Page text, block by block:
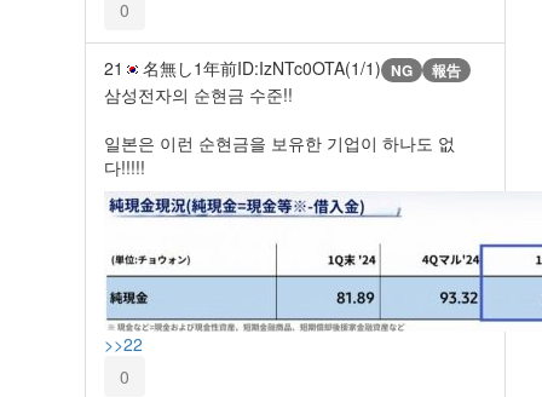
0
21 名無し1年前ID:IzNTc0OTA(1/1) NG 報告
삼성전자의 순현금 수준!!
일본은 이런 순현금을 보유한 기업이 하나도 없
다!!!!!
>>22
0